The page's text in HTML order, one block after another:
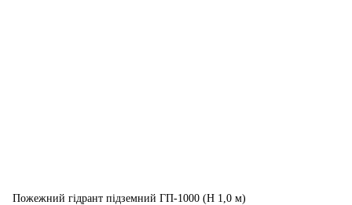
Пожежний гідрант підземний ГП-1000 (H 1,0 м)